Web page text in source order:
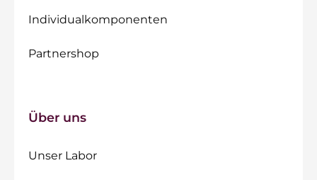
Individualkomponenten
Partnershop
Über uns
Unser Labor